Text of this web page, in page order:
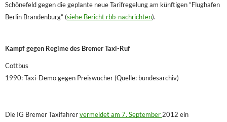
Schönefeld gegen die geplante neue Tarifregelung am künftigen “Flughafen
Berlin Brandenburg” (siehe Bericht rbb-nachrichten).
Kampf gegen Regime des Bremer Taxi-Ruf
Cottbus
1990: Taxi-Demo gegen Preiswucher (Quelle: bundesarchiv)
Die IG Bremer Taxifahrervermeldet am 7. September2012 ein